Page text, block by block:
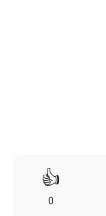
👍
0